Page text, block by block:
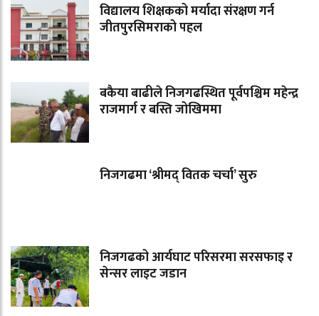
विद्यालय शिक्षकको मर्यादा संरक्षण गर्न
जीतपुरसिमराको पहल
बकैया बाढीले निजगढस्थित पूर्वपश्चिम महेन्द्र
राजमार्ग र बस्ति जोखिममा
निजगढमा ‘श्रीमद् वितक चर्चा’ सुरु
निजगढको आर्यघाट परिसरमा सरसफाइ र
सेन्सर लाइट जडान